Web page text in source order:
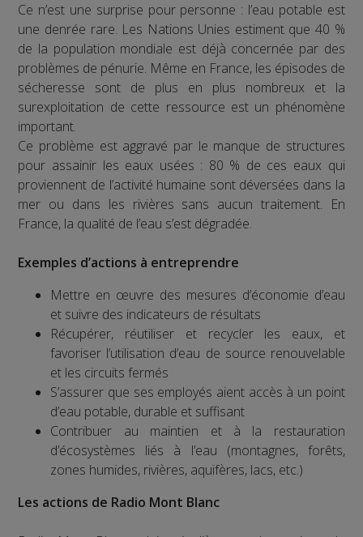
Ce n’est une surprise pour personne : l’eau potable est
une denrée rare. Les Nations Unies estiment que 40 %
de la population mondiale est déjà concernée par des
problèmes de pénurie. Même en France, les épisodes de
sécheresse sont de plus en plus nombreux et la
surexploitation de cette ressource est un phénomène
important.
Ce problème est aggravé par le manque de structures
pour assainir les eaux usées : 80 % de ces eaux qui
proviennent de l’activité humaine sont déversées dans la
mer ou dans les rivières sans aucun traitement. En
France, la qualité de l’eau s’est dégradée.
Exemples d’actions à entreprendre
Mettre en œuvre des mesures d’économie d’eau
et suivre des indicateurs de résultats
Récupérer, réutiliser et recycler les eaux, et
favoriser l’utilisation d’eau de source renouvelable
et les circuits fermés
S’assurer que ses employés aient accès à un point
d’eau potable, durable et suffisant
Contribuer au maintien et à la restauration
d’écosystèmes liés à l’eau (montagnes, forêts,
zones humides, rivières, aquifères, lacs, etc.)
Les actions de Radio Mont Blanc